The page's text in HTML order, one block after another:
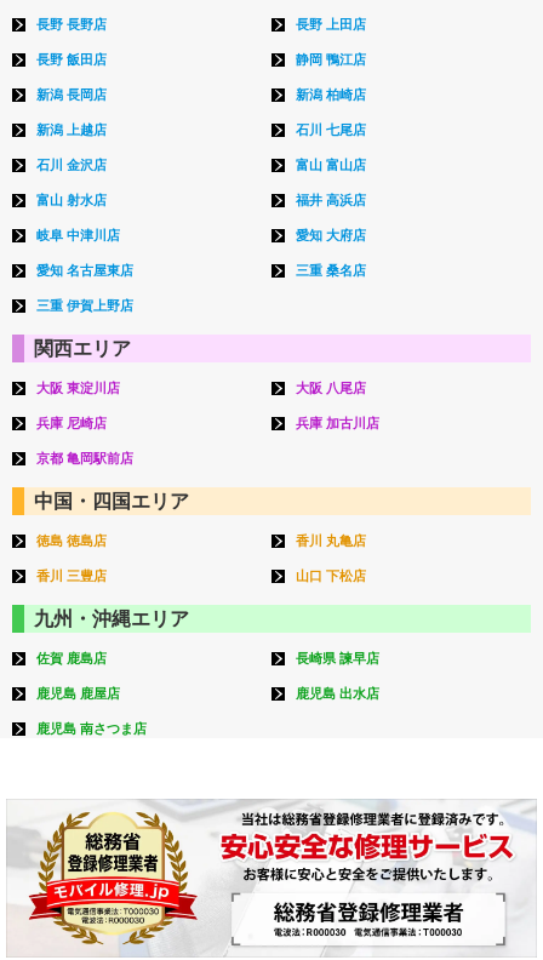
長野 長野店 長野 上田店
長野 飯田店 静岡 鴨江店
新潟 長岡店 新潟 柏崎店
新潟 上越店 石川 七尾店
石川 金沢店 富山 富山店
富山 射水店 福井 高浜店
岐阜 中津川店 愛知 大府店
愛知 名古屋東店 三重 桑名店
三重 伊賀上野店
関西エリア
大阪 東淀川店 大阪 八尾店
兵庫 尼崎店 兵庫 加古川店
京都 亀岡駅前店
中国・四国エリア
徳島 徳島店 香川 丸亀店
香川 三豊店 山口 下松店
九州・沖縄エリア
佐賀 鹿島店 長崎県 諫早店
鹿児島 鹿屋店 鹿児島 出水店
鹿児島 南さつま店